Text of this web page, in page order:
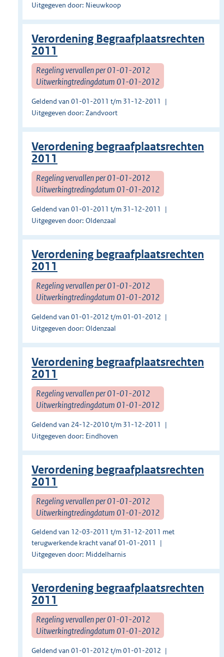
Uitgegeven door: Nieuwkoop
Verordening Begraafplaatsrechten
2011
Regeling vervallen per 01-01-2012
Uitwerkingtredingdatum 01-01-2012
Geldend van 01-01-2011 t/m 31-12-2011
Uitgegeven door: Zandvoort
Verordening begraafplaatsrechten
2011
Regeling vervallen per 01-01-2012
Uitwerkingtredingdatum 01-01-2012
Geldend van 01-01-2011 t/m 31-12-2011
Uitgegeven door: Oldenzaal
Verordening begraafplaatsrechten
2011
Regeling vervallen per 01-01-2012
Uitwerkingtredingdatum 01-01-2012
Geldend van 01-01-2012 t/m 01-01-2012
Uitgegeven door: Oldenzaal
Verordening begraafplaatsrechten
2011
Regeling vervallen per 01-01-2012
Uitwerkingtredingdatum 01-01-2012
Geldend van 24-12-2010 t/m 31-12-2011
Uitgegeven door: Eindhoven
Verordening begraafplaatsrechten
2011
Regeling vervallen per 01-01-2012
Uitwerkingtredingdatum 01-01-2012
Geldend van 12-03-2011 t/m 31-12-2011 met
terugwerkende kracht vanaf 01-01-2011
Uitgegeven door: Middelharnis
Verordening begraafplaatsrechten
2011
Regeling vervallen per 01-01-2012
Uitwerkingtredingdatum 01-01-2012
Geldend van 01-01-2012 t/m 01-01-2012